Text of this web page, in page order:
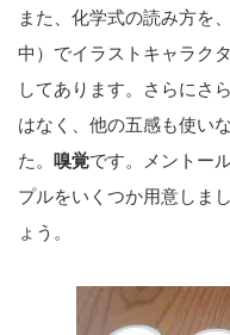
また、化学式の読み方を
中）でイラストキャラク
してあります。さらにさ
はなく、他の五感も使い
た。 嗅覚です。メントー
プルをいくつか用意しま
ょう。